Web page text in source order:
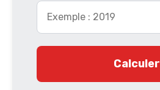
Calculer